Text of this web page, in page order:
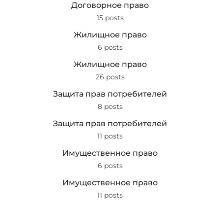
Договорное право
15 posts
Жилищное право
6 posts
Жилищное право
26 posts
Защита прав потребителей
8 posts
Защита прав потребителей
11 posts
Имущественное право
6 posts
Имущественное право
11 posts